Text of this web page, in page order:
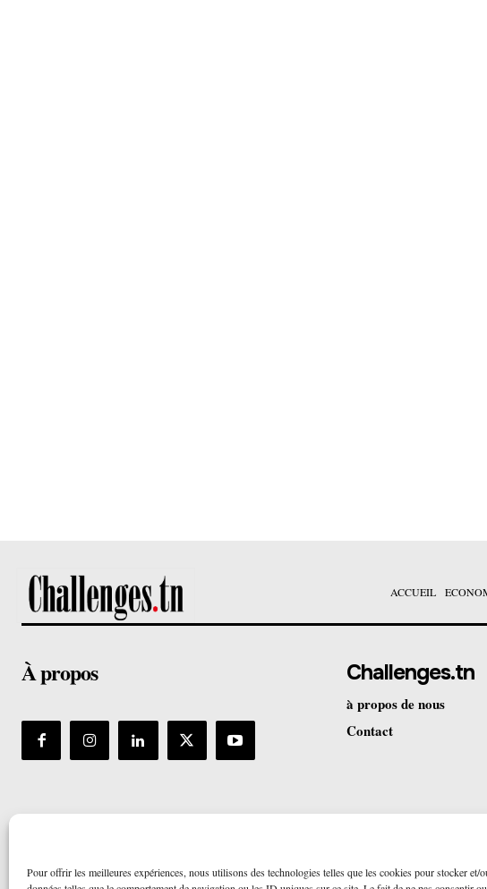
Pour offrir les meilleures expériences, nous utilisons des technologies telles que les cookies pour stocker
ACCUEIL
À propos Challenges.tn
à propos de nous
Contact